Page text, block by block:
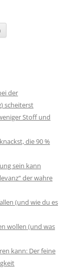
der
scheiterst
Stoff und
die 90 %
sein kann
der wahre
(und wie du es
wollen (und was
kann: Der feine